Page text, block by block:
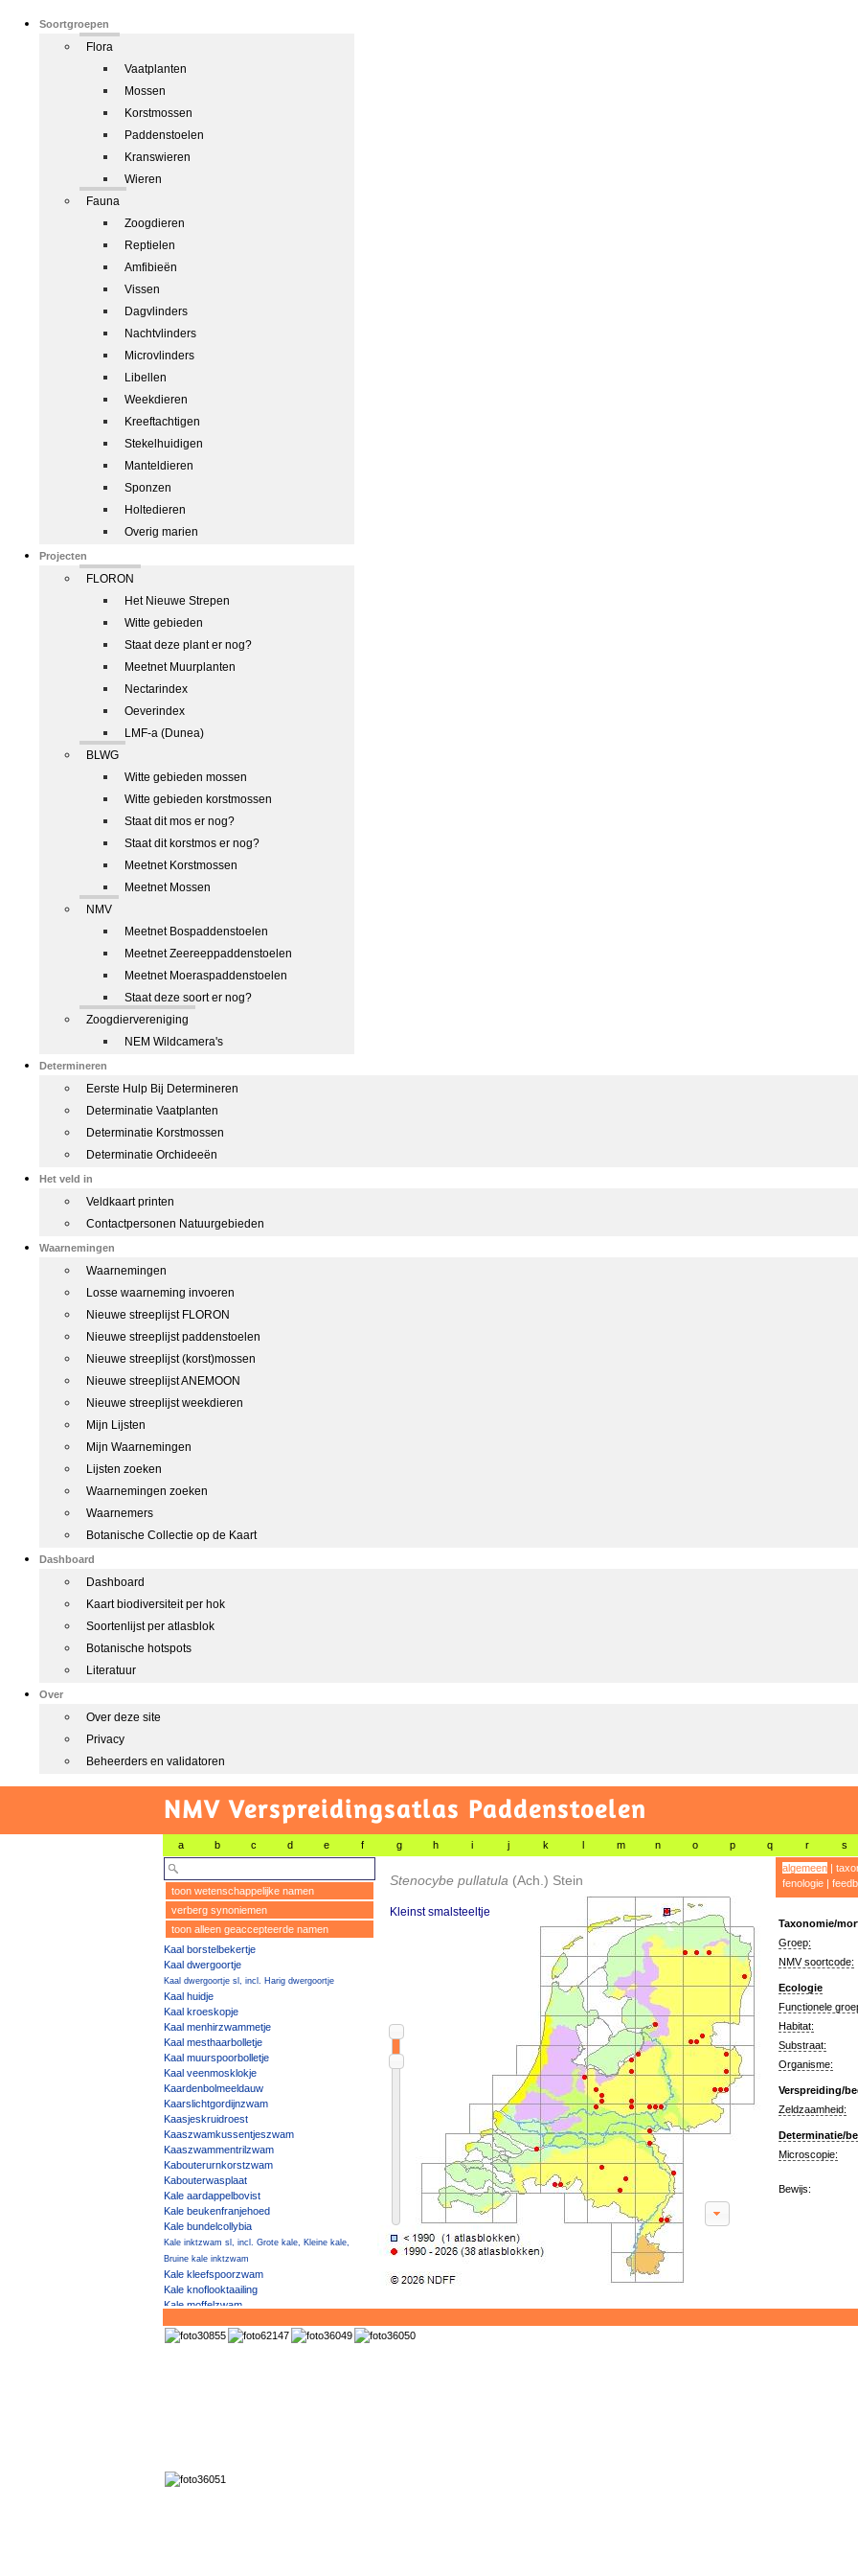
Soortgroepen
Flora
Vaatplanten
Mossen
Korstmossen
Paddenstoelen
Kranswieren
Wieren
Fauna
Zoogdieren
Reptielen
Amfibieën
Vissen
Dagvlinders
Nachtvlinders
Microvlinders
Libellen
Weekdieren
Kreeftachtigen
Stekelhuidigen
Manteldieren
Sponzen
Holtedieren
Overig marien
Projecten
FLORON
Het Nieuwe Strepen
Witte gebieden
Staat deze plant er nog?
Meetnet Muurplanten
Nectarindex
Oeverindex
LMF-a (Dunea)
BLWG
Witte gebieden mossen
Witte gebieden korstmossen
Staat dit mos er nog?
Staat dit korstmos er nog?
Meetnet Korstmossen
Meetnet Mossen
NMV
Meetnet Bospaddenstoelen
Meetnet Zeereeppaddenstoelen
Meetnet Moeraspaddenstoelen
Staat deze soort er nog?
Zoogdiervereniging
NEM Wildcamera's
Determineren
Eerste Hulp Bij Determineren
Determinatie Vaatplanten
Determinatie Korstmossen
Determinatie Orchideeën
Het veld in
Veldkaart printen
Contactpersonen Natuurgebieden
Waarnemingen
Waarnemingen
Losse waarneming invoeren
Nieuwe streeplijst FLORON
Nieuwe streeplijst paddenstoelen
Nieuwe streeplijst (korst)mossen
Nieuwe streeplijst ANEMOON
Nieuwe streeplijst weekdieren
Mijn Lijsten
Mijn Waarnemingen
Lijsten zoeken
Waarnemingen zoeken
Waarnemers
Botanische Collectie op de Kaart
Dashboard
Dashboard
Kaart biodiversiteit per hok
Soortenlijst per atlasblok
Botanische hotspots
Literatuur
Over
Over deze site
Privacy
Beheerders en validatoren
NMV Verspreidingsatlas Paddenstoelen
a b c d e f g h i j k l m n o p q r s
toon wetenschappelijke namen
verberg synoniemen
toon alleen geaccepteerde namen
Kaal borstelbekertje
Kaal dwergoortje
Kaal dwergoortje sl, incl. Harig dwergoortje
Kaal huidje
Kaal kroeskopje
Kaal menhirzwammetje
Kaal mesthaarbolletje
Kaal muurspoorbolletje
Kaal veenmosklokje
Kaardenbolmeeldauw
Kaarslichtgordijnzwam
Kaasjeskruidroest
Kaaszwamkussentjeszwam
Kaaszwammentrilzwam
Kabouterurnkorstzwam
Kabouterwasplaat
Kale aardappelbovist
Kale beukenfranjehoed
Kale bundelcollybia
Kale inktzwam sl, incl. Grote kale, Kleine kale,
Bruine kale inktzwam
Kale kleefspoorzwam
Kale knoflooktaailing
Kale moffelzwam
Kale roodsteelcollybia
Kalktandjeszwam
Kalkvuurzwammetje
Stenocybe pullatula (Ach.) Stein
Kleinst smalsteeltje
algemeen|
fenologie|
Taxonomie/
Groep:
NMV soortcode:
Ecologie
Functionele
Habitat:
Substraat:
Organisme:
Verspreiding/
Zeldzaamheid:
Determinatie/
Microscopie:
Bewijs: